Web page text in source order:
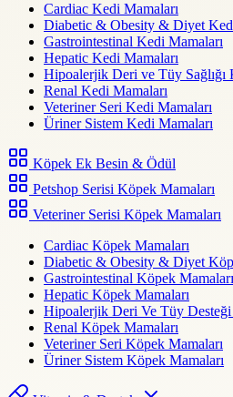
Cardiac Kedi Mamaları
Diabetic & Obesity & Diyet
Gastrointestinal Kedi Mamaları
Hepatic Kedi Mamaları
Hipoalerjik Deri ve Tüy Sağlığı
Renal Kedi Mamaları
Veteriner Seri Kedi Mamaları
Üriner Sistem Kedi Mamaları
Köpek Ek Besin & Ödül
Petshop Serisi Köpek Mamaları
Veteriner Serisi Köpek Mamaları
Cardiac Köpek Mamaları
Diabetic & Obesity & Diyet
Gastrointestinal Köpek Mamaları
Hepatic Köpek Mamaları
Hipoalerjik Deri Ve Tüy Desteği
Renal Köpek Mamaları
Veteriner Seri Köpek Mamaları
Üriner Sistem Köpek Mamaları